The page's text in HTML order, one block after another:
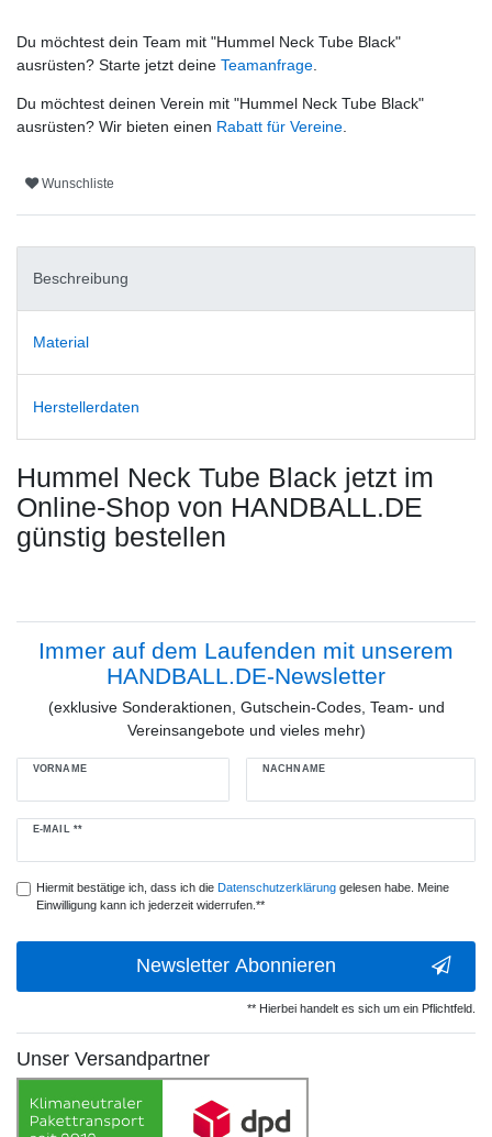
Du möchtest dein Team mit "Hummel Neck Tube Black"
ausrüsten? Starte jetzt deine Teamanfrage
Du möchtest deinen Verein mit "Hummel Neck Tube Black"
ausrüsten? Wir bieten einen Rabatt für Vereine
Wunschliste
Beschreibung
Material
Herstellerdaten
Hummel Neck Tube Black jetzt im
Online-Shop von HANDBALL.DE
günstig bestellen
Immer auf dem Laufenden mit unserem
HANDBALL.DE-Newsletter
(exklusive Sonderaktionen, Gutschein-Codes, Team- und
Vereinsangebote und vieles mehr)
VORNAME NACHNAME
E-MAIL **
Newsletter
Hiermit bestätige ich, dass ich die Daten­schutz­erklärunggelesen habe. Meine
Einwilligung kann ich jederzeit widerrufen.**
Newsletter Abonnieren
** Hierbei handelt es sich um ein Pflichtfeld.
Unser Versandpartner